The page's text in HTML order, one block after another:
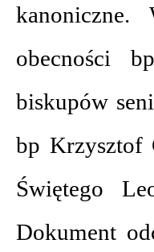
obecności
biskupów
bp Krzysztof
Świętego
Dokument